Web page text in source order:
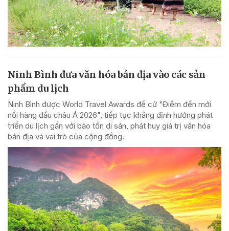
Ninh Bình đưa văn hóa bản địa vào các sản
phẩm du lịch
Ninh Bình được World Travel Awards đề cử "Điểm đến mới
nổi hàng đầu châu Á 2026", tiếp tục khẳng định hướng phát
triển du lịch gắn với bảo tồn di sản, phát huy giá trị văn hóa
bản địa và vai trò của cộng đồng.